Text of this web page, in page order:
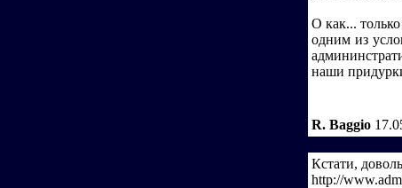
О как...
одним из
наши
R. Baggio
Кстати,
http://